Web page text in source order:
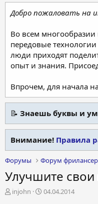
Добро пожаловать на
Во всем
передовые
люди приходят
опыт и знания.
Впрочем, для начала
📝 Знаешь буквы и
Внимание! Правила
Форумы Форум
Улучшите
А
injohn
Д
04.04.2014